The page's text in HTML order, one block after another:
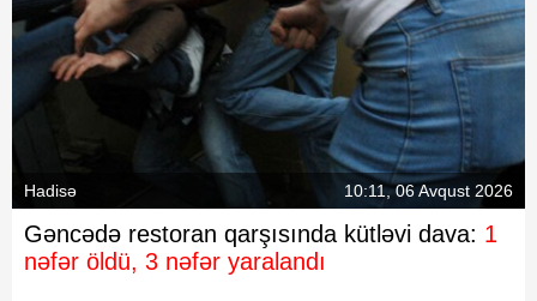
Hadisə 10:11, 06 Avqust 2026
Gəncədə restoran qarşısında kütləvi dava: 1
nəfər öldü, 3 nəfər yaralandı